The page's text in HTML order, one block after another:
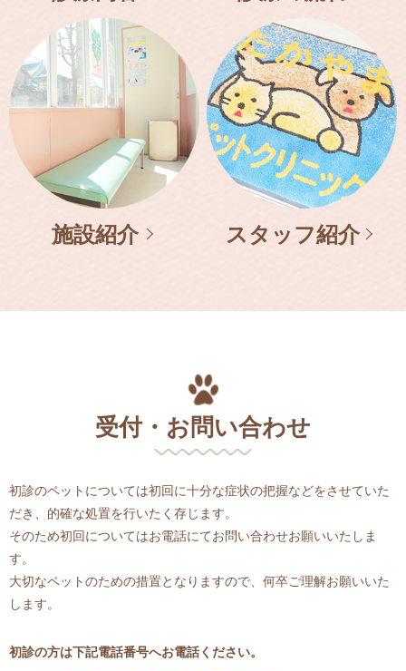
施設紹介 スタッフ紹介
受付・お問い合わせ
初診のペットについては初回に十分な症状の把握などをさせていた
だき、 的確な処置を行いたく存じます。
そのため初回についてはお電話にてお問い合わせお願いいたしま
す。
大切なペットのための措置となりますので、何卒ご理解お願いいた
します。
初診の方は下記電話番号へお電話ください。